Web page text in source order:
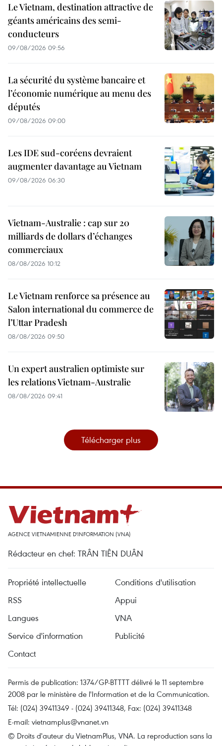
Le Vietnam, destination attractive de
géants américains des semi-
conducteurs
09/08/2026 09:56
La sécurité du système bancaire et
l’économie numérique au menu des
députés
09/08/2026 09:00
Les IDE sud-coréens devraient
augmenter davantage au Vietnam
09/08/2026 06:30
Vietnam-Australie : cap sur 20
milliards de dollars d’échanges
commerciaux
08/08/2026 10:12
Le Vietnam renforce sa présence au
Salon international du commerce de
l’Uttar Pradesh
08/08/2026 09:50
Un expert australien optimiste sur
les relations Vietnam-Australie
08/08/2026 09:41
Télécharger plus
AGENCE VIETNAMIENNE D'INFORMATION (VNA)
Rédacteur en chef: TRÂN TIÊN DUÂN
Propriété intellectuelle
Conditions d'utilisation
RSS
Appui
Langues
VNA
Service d'information
Publicité
Contact
Permis de publication: 1374/GP-BTTTT délivré le 11 septembre
2008 par le ministère de l'Information et de la Communication.
Tél: (024) 39411349 - (024) 39411348, Fax: (024) 39411348
E-mail: vietnamplus@vnanet.vn
© Droits d'auteur du VietnamPlus, VNA. La reproduction sans la